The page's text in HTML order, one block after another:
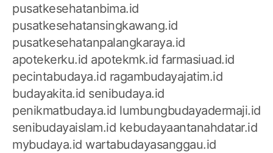
pusatkesehatanbima.id
pusatkesehatansingkawang.id
pusatkesehatanpalangkaraya.id
apotekerku.id apotekmk.id farmasiuad.id
pecintabudaya.id ragambudayajatim.id
budayakita.id senibudaya.id
penikmatbudaya.id lumbungbudayadermaji.id
senibudayaislam.id kebudayaantanahdatar.id
mybudaya.id wartabudayasanggau.id